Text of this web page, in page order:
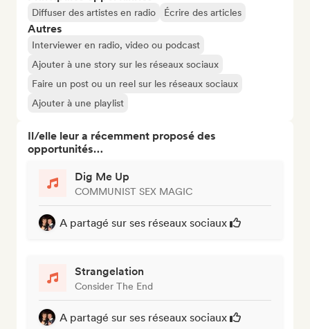
Diffuser des artistes en radio Écrire des articles
Autres
Interviewer en radio, video ou podcast
Ajouter à une story sur les réseaux sociaux
Faire un post ou un reel sur les réseaux sociaux
Ajouter à une playlist
Il/elle leur a récemment proposé des
opportunités…
Dig Me Up
COMMUNIST SEX MAGIC
A partagé sur ses réseaux sociaux
Strangelation
Consider The End
A partagé sur ses réseaux sociaux